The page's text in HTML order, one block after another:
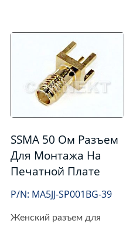
SSMA 50 Ом Разъем
Для Монтажа На
Печатной Плате
P/N: MA5JJ-SP001BG-39
Женский разъем для